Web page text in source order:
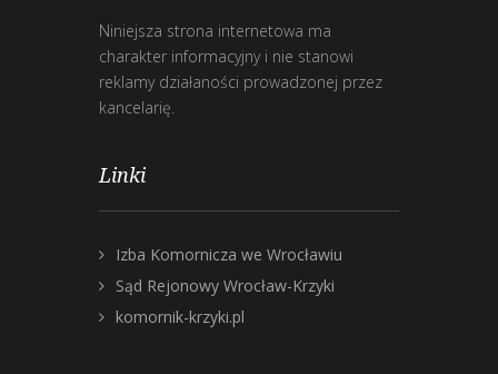
Niniejsza strona internetowa ma
charakter informacyjny i nie stanowi
reklamy działaności prowadzonej przez
kancelarię.
Linki
Izba Komornicza we Wrocławiu
Sąd Rejonowy Wrocław-Krzyki
komornik-krzyki.pl